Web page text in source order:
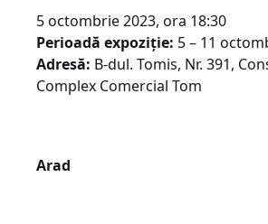
5 octombrie 2023, ora 18:30
Perioadă expoziție: 5 – 11
Adresă: B-dul. Tomis, Nr. 391,
Complex Comercial Tom
Arad